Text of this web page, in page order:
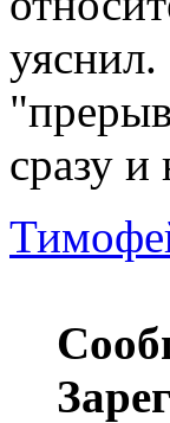
сразу